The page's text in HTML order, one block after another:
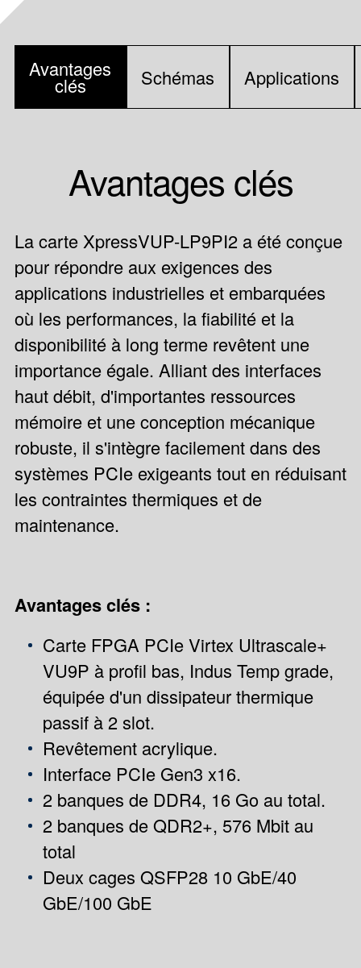
Avantages
clés Schémas Applications
Avantages clés
La carte XpressVUP-LP9PI2 a été conçue
pour répondre aux exigences des
applications industrielles et embarquées
où les performances, la fiabilité et la
disponibilité à long terme revêtent une
importance égale. Alliant des interfaces
haut débit, d'importantes ressources
mémoire et une conception mécanique
robuste, il s'intègre facilement dans des
systèmes PCIe exigeants tout en réduisant
les contraintes thermiques et de
maintenance.
Avantages clés :
Carte FPGA PCIe Virtex Ultrascale+
VU9P à profil bas, Indus Temp grade,
équipée d'un dissipateur thermique
passif à 2 slot.
Revêtement acrylique.
Interface PCIe Gen3 x16.
2 banques de DDR4, 16 Go au total.
2 banques de QDR2+, 576 Mbit au
total
Deux cages QSFP28 10 GbE/40
GbE/100 GbE